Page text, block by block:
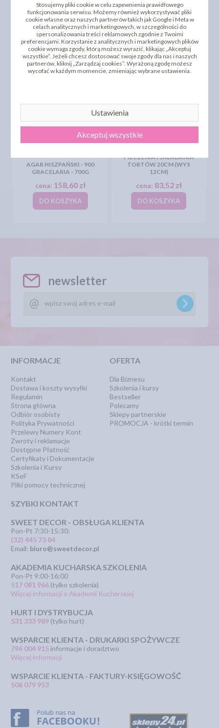
DODAJ SWOJĄ OPINIĘ
PRODUKTY PODOBNE
INNI KLIENCI KUPILI TEŻ
AGAR HISZPAŃSKI - 900
GRACELARIA - 700G
cena: 158,60 zł
DO KOSZYKA
PIECZENIA I SKŁADANIA
TORTÓW 20CM (WYS
12CM)
cena: 83,52 zł
DO KOSZYKA
newsletter
INFORMACJE
Kontakt
Dostawa i koszty wysyłki
Regulamin
Strona główna
Odbiór osobisty
Polityka Prywatności
Przelewy Numery Kont
Zwroty i reklamacje
Dostępne Płatność
Certyfikaty i Dokumentacje
Szkolenia i Kursy
KSeF
Pliki pomocy technicznej
OFERTA
Dla Biznesu
Szkolenia i kursy
Bestseller
Polecamy
Sklepy partnerskie
PROMOCJA - krótki termin
SZYBKI KONTAKT
SWEET DECOR - OBSŁUGA KLIENTA
Pon-Pt 7:30-15:30:
(32) 445 73 84
Email: biuro@sweetdecor.pl
AKADEMIA KUCHARSKA SZKOLENIA
Pon-Pt 9:00-16:00
517 081 966 (tylko szkolenia)
Więcej informacji o Akademii Kucharskiej
HURT I DYSTRYBUCJA
531 333 989 (tylko hurt)
WSPARCIE KLIENTA - DRUKARKI SPOŻYWCZE
796 004 915 informacje i doradztwo
Więcej informacji
WSPARCIE KLIENTA - FAKTURY-KSIĘGOWOŚĆ
508 079 953
Stosujemy pliki cookie w celu zapewnienia prawidłowego
funkcjonowania serwisu. Możemy również wykorzystywać pliki
cookie własne oraz naszych partnerów takich jak Google i Meta w
celach analitycznych i marketingowych, w szczególności do
spersonalizowania treści reklamowych zgodnie z Twoimi
preferencjami. Korzystanie z analitycznych i marketingowych plików
cookie wymaga zgody, którą możesz wyrazić, klikając „Akceptuj
wszystkie”. Jeżeli chcesz dostosować swoje zgody dla nas i naszych
partnerów, kliknij „Zarządzaj cookies”. Wyrażoną zgodę możesz
wycofać w każdym momencie, zmieniając wybrane ustawienia.
Ustawienia
Akceptuj wszystkie